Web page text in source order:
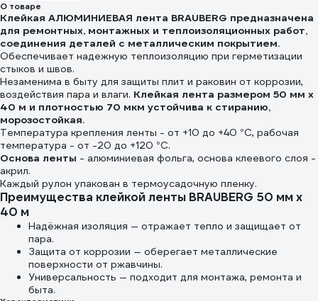
О товаре
Клейкая АЛЮМИНИЕВАЯ лента BRAUBERG предназначена
для ремонтных, монтажных и теплоизоляционных работ,
соединения деталей с металлическим покрытием.
Обеспечивает надежную теплоизоляцию при герметизации
стыков и швов.
Незаменима в быту для защиты плит и раковин от коррозии,
воздействия пара и влаги. Клейкая лента размером 50 мм х
40 м и плотностью 70 мкм устойчива к стиранию,
морозостойкая.
Температура крепления ленты - от +10 до +40 °С, рабочая
температура - от -20 до +120 °С.
Основа ленты - алюминиевая фольга, основа клеевого слоя -
акрил.
Каждый рулон упакован в термоусадочную пленку.
Преимущества клейкой ленты BRAUBERG 50 мм х
40 м
Надёжная изоляция — отражает тепло и защищает от
пара.
Защита от коррозии — оберегает металлические
поверхности от ржавчины.
Универсальность — подходит для монтажа, ремонта и
быта.